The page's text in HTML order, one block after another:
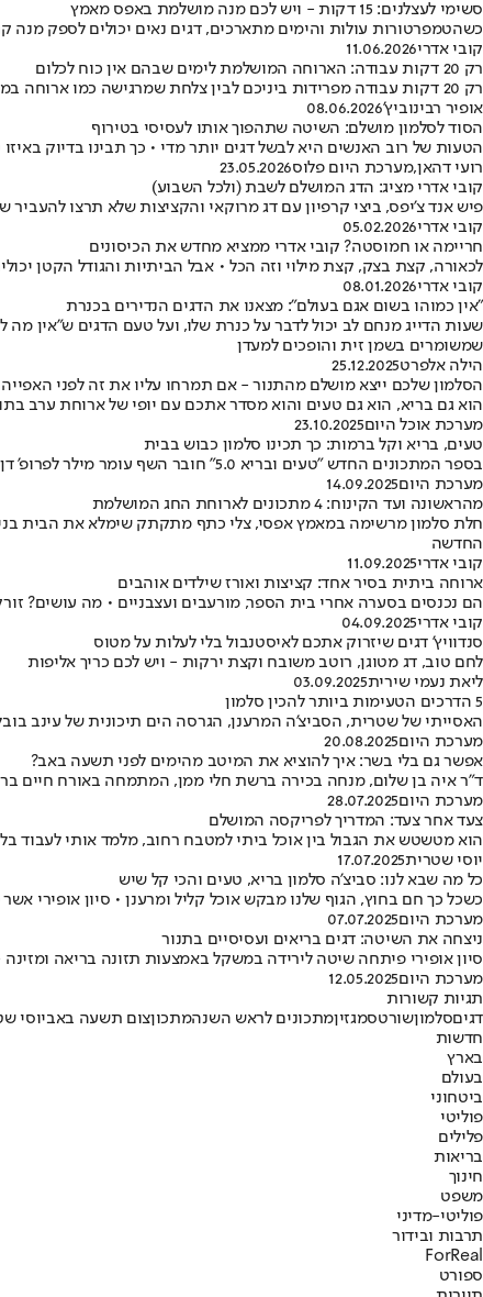
סשימי לעצלנים: 15 דקות - ויש לכם מנה מושלמת באפס מאמץ
כשהטמפרטורות עולות והימים מתארכים, דגים נאים יכולים לספק מנה
קובי אדרי11.06.2026
רק 20 דקות עבודה: הארוחה המושלמת לימים שבהם אין כוח לכלום
רק 20 דקות עבודה מפרידות ביניכם לבין צלחת שמרגישה כמו ארוחה במסעדה, אבל בלי לצאת מהבית • אורז פסטו מוקרם, קוביות סלמון מזוגגות וארומה של לימון ופרמזן - שילוב שמצליח להיות גם מהיר וגם מפנק במיוחד
אופיר רבינוביץ'08.06.2026
הסוד לסלמון מושלם: השיטה שתהפוך אותו לעסיסי בטירוף
הטעות של רוב האנשים היא לבשל דגים יותר מדי • כך תבינו בדיוק
רועי דהאן,מערכת היום פלוס23.05.2026
קובי אדרי מציג: הדג המושלם לשבת (ולכל השבוע)
פיש אנד צ'יפס, ביצי קרפיון עם דג מרוקאי והקציצות שלא תרצו
קובי אדרי05.02.2026
חריימה או חמוסטה? קובי אדרי ממציא מחדש את הכיסונים
לכאורה, קצת בצק, קצת מילוי וזה הכל • אבל הביתיות והגודל הקטן
קובי אדרי08.01.2026
"אין כמוהו בשום אגם בעולם": מצאנו את הדגים הנדירים בכנרת
שעות הדייג מנחם לב יכול לדבר על כנרת שלו, ועל טעם הדגים ש"אין
שמשומרים בשמן זית והופכים למעדן
הילה אלפרט25.12.2025
הסלמון שלכם ייצא מושלם מהתנור - אם תמרחו עליו את זה לפני האפייה
הוא גם בריא, הוא גם טעים והוא מסדר אתכם עם יופי של ארוחת ערב בתוך 15 דקות • אבל יש טריק קטן שיגרום לסלמון שלכם להצליח
מערכת אוכל היום23.10.2025
טעים, בריא וקל ברמות: כך תכינו סלמון כבוש בבית
בספר המתכונים החדש "טעים ובריא 5.0" חובר השף עומר מילר לפרופ' דן טרנר ובליווי דיאטניות בכירות מציג שלל מתכונים בריאים, המסייעים להתמודד עם בעיות עיכול שונות • הנה מתכון נהדר לגרבלקס מתוך הספר
מערכת היום14.09.2025
מהראשונה ועד הקינוח: 4 מתכונים לארוחת החג המושלמת
חלת סלמון מרשימה במאמץ אפסי, צלי כתף מתקתק שימלא את הבית
החדשה
קובי אדרי11.09.2025
ארוחה ביתית בסיר אחד: קציצות ואורז שילדים אוהבים
הם נכנסים בסערה אחרי בית הספר, מורעבים ועצבניים • מה עושים?
קובי אדרי04.09.2025
סנדוויץ' דגים שיזרוק אתכם לאיסטנבול בלי לעלות על מטוס
לחם טוב, דג מטוגן, רוטב משובח וקצת ירקות - ויש לכם כריך אליפות
ליאת נעמי שירית03.09.2025
5 הדרכים הטעימות ביותר להכין סלמון
האסייתי של שטרית, הסביצ'ה המרענן, הגרסה הים תיכונית של עינב
מערכת היום20.08.2025
אפשר גם בלי בשר: איך להוציא את המיטב מהימים לפני תשעה באב?
ד"ר איה בן שלום, מנחה בכירה ברשת חלי ממן, המתמחה באורח חיים
מערכת היום28.07.2025
צעד אחר צעד: המדריך לפריקסה המושלם
הוא מטשטש את הגבול בין אוכל ביתי למטבח רחוב, מלמד אותי לעבוד
יוסי שטרית17.07.2025
כל מה שבא לנו: סביצ'ה סלמון בריא, טעים והכי קל שיש
כשכל כך חם בחוץ, הגוף שלנו מבקש אוכל קליל ומרענן • סיון אופירי
מערכת היום07.07.2025
ניצחה את השיטה: דגים בריאים ועסיסיים בתנור
סיון אופירי פיתחה שיטה לירידה במשקל באמצעות תזונה בריאה
מערכת היום12.05.2025
תגיות קשורות
דגיםסלמוןשורטסמגזיןמתכונים לראש השנהמתכוןצום תשעה באביוסי
חדשות
בארץ
בעולם
ביטחוני
פוליטי
פלילים
בריאות
חינוך
משפט
פוליטי-מדיני
תרבות ובידור
ForReal
ספורט